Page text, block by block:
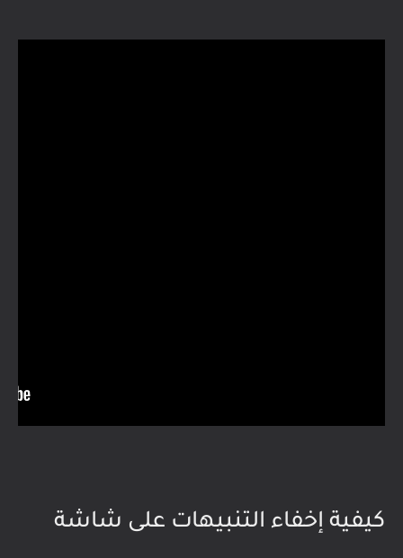
كيفية إخفاء التنبيهات على شاشة